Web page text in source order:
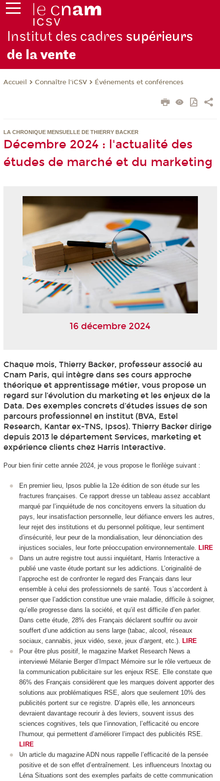
Institut des cadres supérieurs
de lavente
Accueil Connaître l'iCSV Événements et conférences
LA CHRONIQUE MENSUELLE DE THIERRY BACKER
Décembre 2024 : l'actualité des
études de marché et du marketing
16 décembre 2024
Chaque mois, Thierry Backer, professeur associé au
Cnam Paris, qui intègre dans ses cours approche
théorique et apprentissage métier, vous propose un
regard sur l’évolution du marketing et les enjeux de la
Data. Des exemples concrets d’études issues de son
parcours professionnel en institut (BVA, Estel
Research, Kantar ex-TNS, Ipsos). Thierry Backer dirige
depuis 2013 le département Services, marketing et
expérience clients chez Harris Interactive.
Pour bien finir cette année 2024, je vous propose le florilège suivant :
En premier lieu, Ipsos publie la 12e édition de son étude sur les
fractures françaises. Ce rapport dresse un tableau assez accablant
marqué par l’inquiétude de nos concitoyens envers la situation du
pays, leur insatisfaction personnelle, leur défiance envers les autres,
leur rejet des institutions et du personnel politique, leur sentiment
d’insécurité, leur peur de la mondialisation, leur dénonciation des
injustices sociales, leur forte préoccupation environnementale.
LIRE
Dans un autre registre tout aussi inquiétant, Harris Interactive a
publié une vaste étude portant sur les addictions. L’originalité de
l’approche est de confronter le regard des Français dans leur
ensemble à celui des professionnels de santé. Tous s’accordent à
penser que l’addiction constitue une vraie maladie, difficile à soigner,
qu’elle progresse dans la société, et qu’il est difficile d’en parler.
Dans cette étude, 28% des Français déclarent souffrir ou avoir
souffert d’une addiction au sens large (tabac, alcool, réseaux
sociaux, cannabis, jeux vidéo, sexe, jeux d’argent, etc.).
LIRE
Pour être plus positif, le magazine Market Research News a
interviewé Mélanie Berger d’Impact Mémoire sur le rôle vertueux de
la communication publicitaire sur les enjeux RSE. Elle constate que
86% des Français considèrent que les marques doivent apporter des
solutions aux problématiques RSE, alors que seulement 10% des
publicités portent sur ce registre. D’après elle, les annonceurs
devraient davantage recourir à des leviers, souvent issus des
sciences cognitives, tels que l’innovation, l’efficacité ou encore
l’humour, qui permettent d’améliorer l’impact des publicités RSE.
LIRE
Un article du magazine ADN nous rappelle l’efficacité de la pensée
positive et de son effet d’entraînement. Les influenceurs Inoxtag ou
Léna Situations sont des exemples parfaits de cette communication